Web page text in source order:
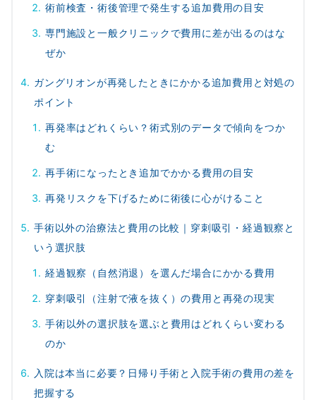
術前検査・術後管理で発生する追加費用の目安
専門施設と一般クリニックで費用に差が出るのはな
ぜか
ガングリオンが再発したときにかかる追加費用と対処の
ポイント
再発率はどれくらい？術式別のデータで傾向をつか
む
再手術になったとき追加でかかる費用の目安
再発リスクを下げるために術後に心がけること
手術以外の治療法と費用の比較｜穿刺吸引・経過観察と
いう選択肢
経過観察（自然消退）を選んだ場合にかかる費用
穿刺吸引（注射で液を抜く）の費用と再発の現実
手術以外の選択肢を選ぶと費用はどれくらい変わる
のか
入院は本当に必要？日帰り手術と入院手術の費用の差を
把握する